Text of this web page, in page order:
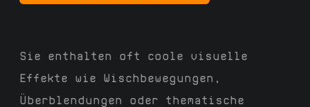
Sie enthalten oft coole visuelle
Effekte wie Wischbewegungen,
Überblendungen oder thematische